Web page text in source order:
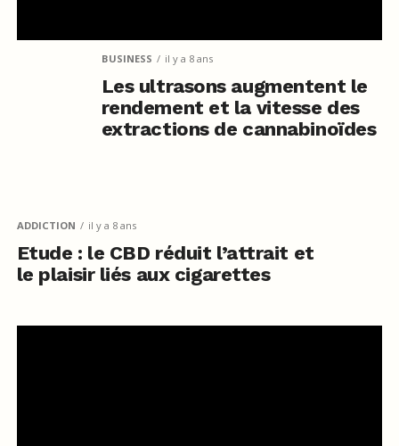
BUSINESS il y a 8 ans
Les ultrasons augmentent le
rendement et la vitesse des
extractions de cannabinoïdes
ADDICTION il y a 8 ans
Etude : le CBD réduit l’attrait et
le plaisir liés aux cigarettes